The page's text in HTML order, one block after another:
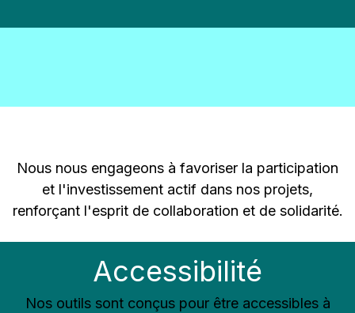
Nous nous engageons à favoriser la participation
et l'investissement actif dans nos projets,
renforçant l'esprit de collaboration et de solidarité.
Accessibilité
Nos outils sont conçus pour être accessibles à